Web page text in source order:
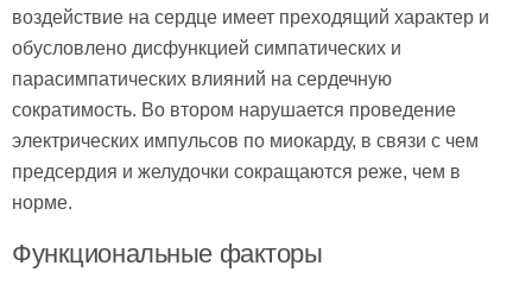
воздействие на сердце имеет преходящий характер и
обусловлено дисфункцией симпатических и
парасимпатических влияний на сердечную
сократимость. Во втором нарушается проведение
электрических импульсов по миокарду, в связи с чем
предсердия и желудочки сокращаются реже, чем в
норме.
Функциональные факторы